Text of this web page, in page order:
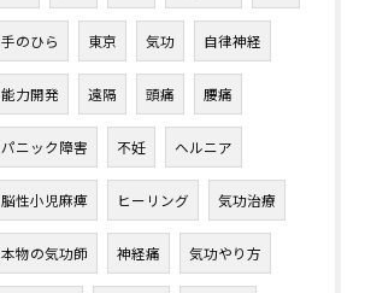
手のひら 東京 気功 自律神経
能力開発 遠隔 頭痛 腰痛
パニック障害 不妊 ヘルニア
脳性小児麻痺 ヒーリング 気功治療
本物の気功師 神経痛 気功やり方